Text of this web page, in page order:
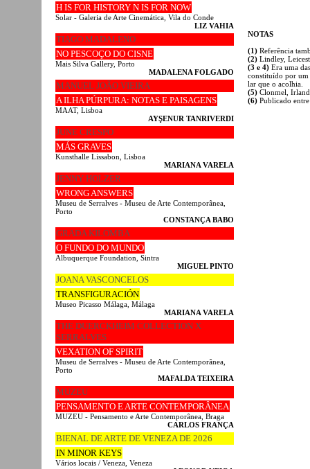
H IS FOR HISTORY N IS FOR NOW
Solar - Galeria de Arte Cinemática, Vila do Conde
LIZ VAHIA
TIAGO MADALENO
NO PESCOÇO DO CISNE
Mais Silva Gallery, Porto
MADALENA FOLGADO
MANUEL JOÃO VIEIRA
A ILHA PÚRPURA: NOTAS E PAISAGENS
MAAT, Lisboa
AYŞENUR TANRIVERDI
JUNE CRESPO
MÁS GRAVES
Kunsthalle Lissabon, Lisboa
MARIANA VARELA
JENNY HOLZER
WRONG ANSWERS
Museu de Serralves - Museu de Arte Contemporânea,
Porto
CONSTANÇA BABO
GRADA KILOMBA
O FUNDO DO MUNDO
Albuquerque Foundation, Sintra
MIGUEL PINTO
JOANA VASCONCELOS
TRANSFIGURACIÓN
Museo Picasso Málaga, Málaga
MARIANA VARELA
THE DUERCKHEIM COLLECTION X
SERRALVES
VEXATION OF SPIRIT
Museu de Serralves - Museu de Arte Contemporânea,
Porto
MAFALDA TEIXEIRA
MUZEU
PENSAMENTO E ARTE CONTEMPORÂNEA
MUZEU - Pensamento e Arte Contemporânea, Braga
CARLOS FRANÇA
BIENAL DE ARTE DE VENEZA DE 2026
IN MINOR KEYS
Vários locais / Veneza, Veneza
NOTAS
(1) Referência
(2) Lindley,
(3 e 4) Era uma
constituído por um
lar que o acolhia.
(5) Clonmel,
(6) Publicado